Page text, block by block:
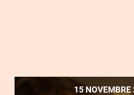
15 NOVEMBRE